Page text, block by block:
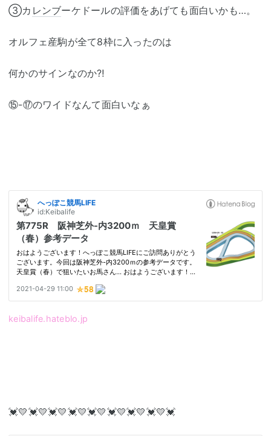
③カ レンブーケドールの評価をあげても面白いかも…。
オルフェ産駒が全て8枠に入ったのは
何かのサインなのか⁈
⑮-⑰のワイドなんて面白いなぁ
keibalife.hateblo.jp
💓💛💓💛💓💛💓💛💓💛💓💛💓💛💓💛💓